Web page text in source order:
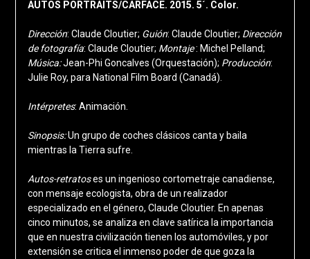
AUTOS PORTRAITS/CARFACE. 2015. 5´. Color.
Dirección: Claude Cloutier; Guión: Claude Cloutier; Dirección
de fotografía: Claude Cloutier; Montaje: Michel Pelland;
Música:Jean-Phi Goncalves (Orquestación); Producción:
Julie Roy, para National Film Board (Canadá).
Intérpretes: Animación.
Sinopsis:Un grupo de coches clásicos canta y baila
mientras la Tierra sufre.
Autos-retratoses un ingenioso cortometraje canadiense,
con mensaje ecologista, obra de un realizador
especializado en el género, Claude Cloutier. En apenas
cinco minutos, se analiza en clave satírica la importancia
que en nuestra civilización tienen los automóviles, y por
extensión se critica el inmenso poder de que goza la